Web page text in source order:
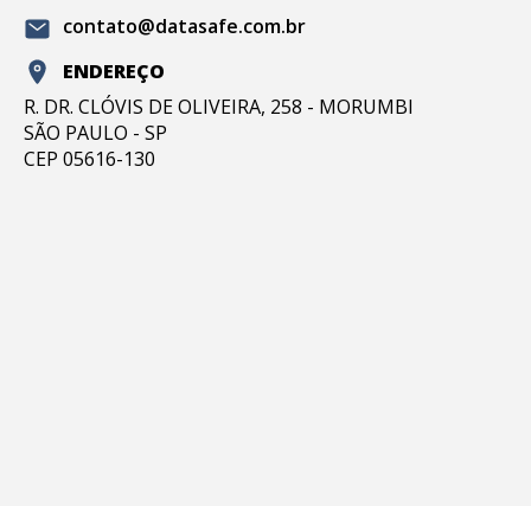
contato@datasafe.com.br
ENDEREÇO
R. DR. CLÓVIS DE OLIVEIRA, 258 - MORUMBI
SÃO PAULO - SP
CEP 05616-130